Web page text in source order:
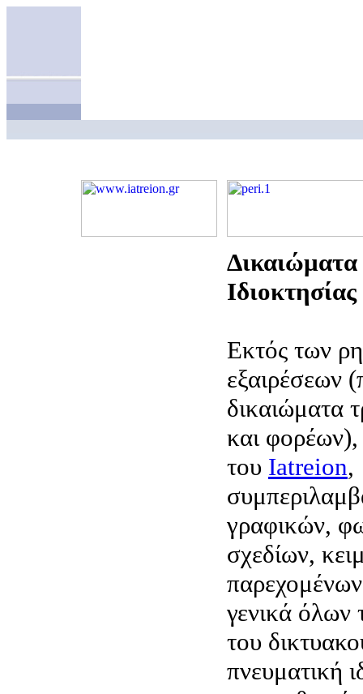
Εκτός των
εξαιρέσεων
δικαιώματα
και φορέων),
του Iatreion,
γραφικών,
σχεδίων,
γενικά όλων
του
πνευματική